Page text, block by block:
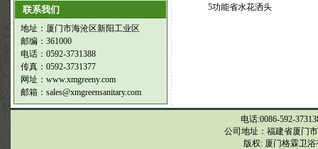
联系我们
地址：厦门市海沧区新阳工业区
邮编：361000
电话：0592-3731388
传真：0592-3731377
网址： www.xmgreeny.com
邮箱： sales@xmgreensanitary.com
5功能省水花洒头
电话:0086-592-
公司地址：福建省厦门
版权: 厦门格霖